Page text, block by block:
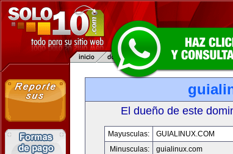
El dueño de este
Mayusculas:
GUIALINUX.COM
Minusculas:
guialinux.com